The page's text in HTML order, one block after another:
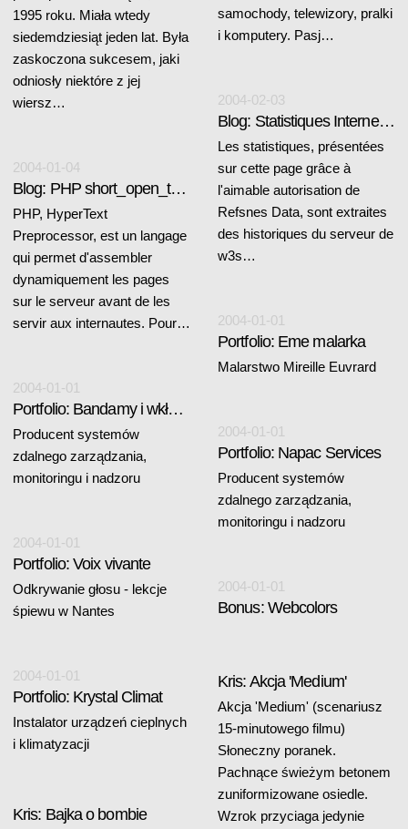
samochody, telewizory, pralki
i komputery. Pasj…
1995 roku. Miała wtedy
siedemdziesiąt jeden lat. Była
zaskoczona sukcesem, jaki
odniosły niektóre z jej
wiersz…
2004-02-03
Blog: Statistiques Internet 2003
Les statistiques, présentées
sur cette page grâce à
l'aimable autorisation de
Refsnes Data, sont extraites
des historiques du serveur de
w3s…
2004-01-04
Blog: PHP short_open_tag et déclaration XM
PHP, HyperText
Preprocessor, est un langage
qui permet d'assembler
dynamiquement les pages
sur le serveur avant de les
servir aux internautes. Pour…
2004-01-01
Portfolio: Eme malarka
Malarstwo Mireille Euvrard
2004-01-01
Portfolio: Bandamy i wkładki
Producent systemów
zdalnego zarządzania,
monitoringu i nadzoru
2004-01-01
Portfolio: Napac Services
Producent systemów
zdalnego zarządzania,
monitoringu i nadzoru
2004-01-01
Portfolio: Voix vivante
Odkrywanie głosu - lekcje
śpiewu w Nantes
2004-01-01
Bonus: Webcolors
2004-01-01
Portfolio: Krystal Climat
Instalator urządzeń cieplnych
i klimatyzacji
Kris: Akcja 'Medium'
Akcja 'Medium' (scenariusz
15-minutowego filmu)
Słoneczny poranek.
Pachnące świeżym betonem
zuniformizowane osiedle.
Wzrok przyciaga jedynie
Kris: Bajka o bombie